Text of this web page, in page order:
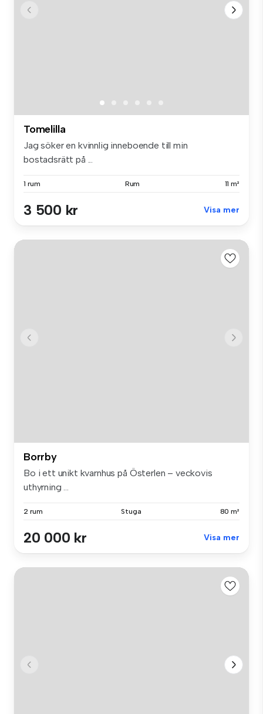
Tomelilla
Jag söker en kvinnlig inneboende till min
bostadsrätt på ...
1 rum Rum 11 m²
3 500 kr Visa mer
Borrby
Bo i ett unikt kvarnhus på Österlen – veckovis
uthyrning ...
2 rum Stuga 80 m²
20 000 kr Visa mer